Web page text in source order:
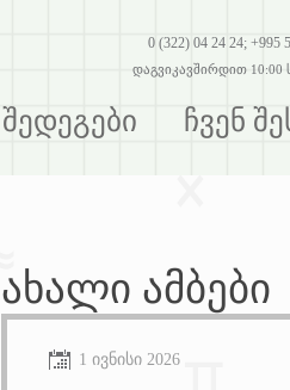
0 (322) 04 24 24; +995
დაგვიკავშირდით 10:00
შედეგები ჩვენ
ახალი ამბები
1 ივნისი 2026